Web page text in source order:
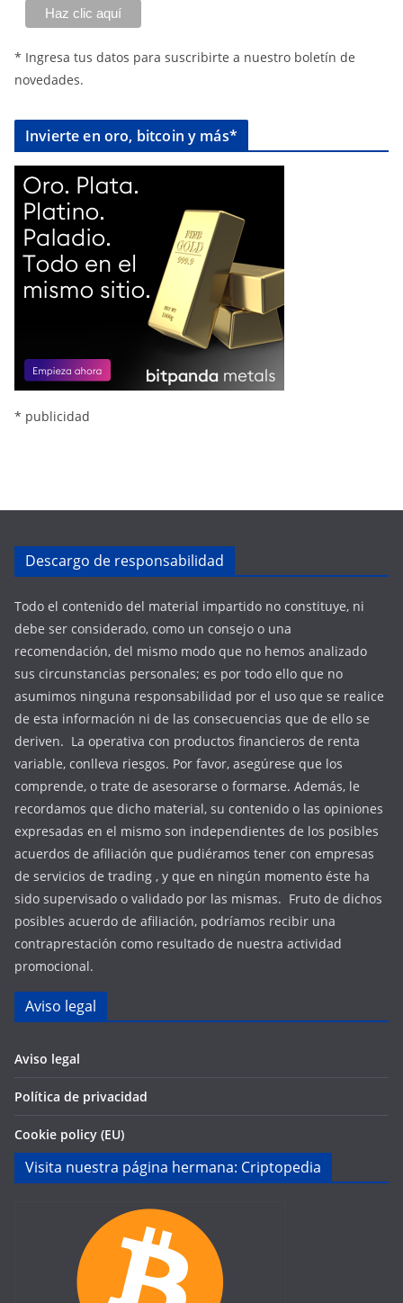
* Ingresa tus datos para suscribirte a nuestro boletín de
novedades.
Invierte en oro, bitcoin y más*
* publicidad
Descargo de responsabilidad
Todo el contenido del material impartido no constituye, ni
debe ser considerado, como un consejo o una
recomendación, del mismo modo que no hemos analizado
sus circunstancias personales; es por todo ello que no
asumimos ninguna responsabilidad por el uso que se realice
de esta información ni de las consecuencias que de ello se
deriven. La operativa con productos financieros de renta
variable, conlleva riesgos. Por favor, asegúrese que los
comprende, o trate de asesorarse o formarse. Además, le
recordamos que dicho material, su contenido o las opiniones
expresadas en el mismo son independientes de los posibles
acuerdos de afiliación que pudiéramos tener con empresas
de servicios de trading , y que en ningún momento éste ha
sido supervisado o validado por las mismas. Fruto de dichos
posibles acuerdo de afiliación, podríamos recibir una
contraprestación como resultado de nuestra actividad
promocional.
Aviso legal
Aviso legal
Política de privacidad
Cookie policy (EU)
Visita nuestra página hermana: Criptopedia